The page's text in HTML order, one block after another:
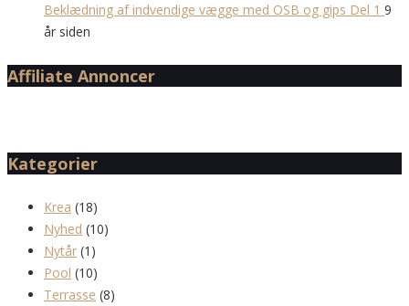
Beklædning af indvendige vægge med OSB og gips Del 1 9
år siden
Affiliate Annoncer
Kategorier
Krea (18)
Nyhed (10)
Nytår (1)
Pool (10)
Terrasse (8)